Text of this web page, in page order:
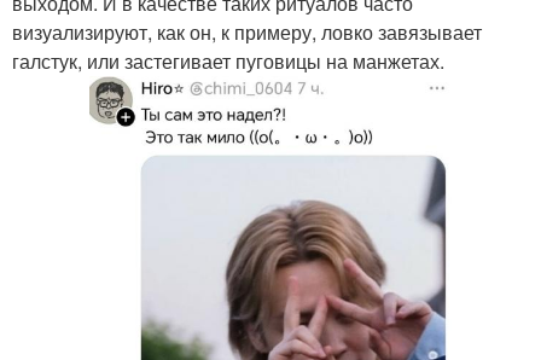
визуализируют, как он, к примеру, ловко завязывает
галстук, или застегивает пуговицы на манжетах.